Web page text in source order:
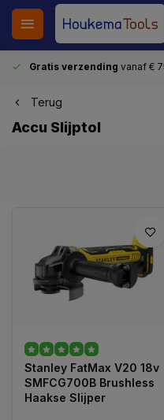
Gratis verzending vanaf €
Terug
Accu Slijptol
Stanley FatMax V20 18v
SMFCG700B Brushless
Haakse Slijper